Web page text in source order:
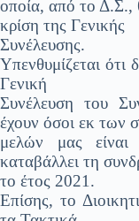
οποία, από το Δ.Σ.,
κρίση της Γενικής
Συνέλευσης.
Υπενθυμίζεται ότι
Γενική
Συνέλευση του
έχουν όσοι εκ των
μελών μας είναι
καταβάλλει τη
το έτος 2021.
Επίσης, το